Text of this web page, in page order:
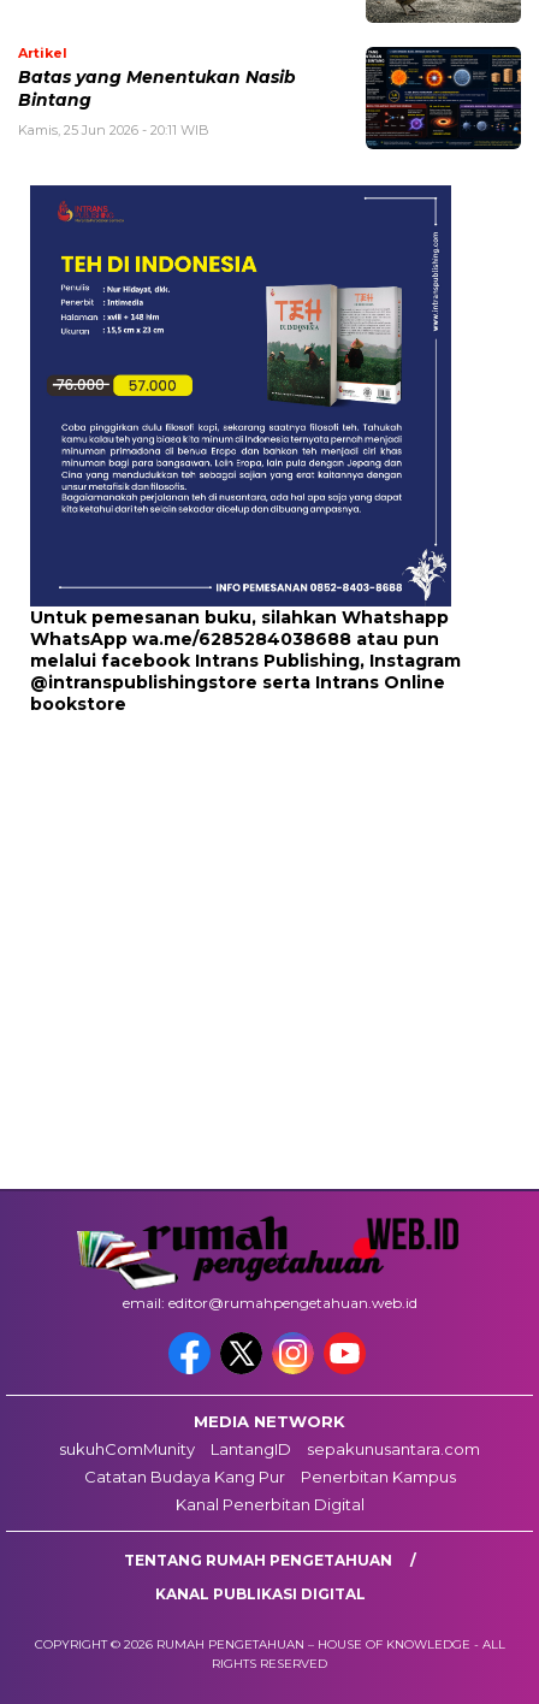
Artikel
Batas yang Menentukan Nasib
Bintang
Kamis, 25 Jun 2026 - 20:11 WIB
Untuk pemesanan buku, silahkan Whatshapp
WhatsApp wa.me/6285284038688 atau pun
melalui facebook Intrans Publishing, Instagram
@intranspublishingstore serta Intrans Online
bookstore
email: editor@rumahpengetahuan.web.id
MEDIA NETWORK
sukuhComMunity
LantangID
sepakunusantara.com
Catatan Budaya Kang Pur
Penerbitan Kampus
Kanal Penerbitan Digital
TENTANG RUMAH PENGETAHUAN
KANAL PUBLIKASI DIGITAL
COPYRIGHT © 2026 RUMAH PENGETAHUAN – HOUSE OF KNOWLEDGE - ALL
RIGHTS RESERVED